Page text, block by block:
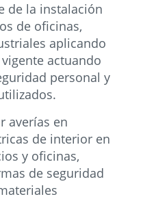
de la instalación
de oficinas,
aplicando
actuando
personal y
averías en
de interior en
y oficinas,
de seguridad